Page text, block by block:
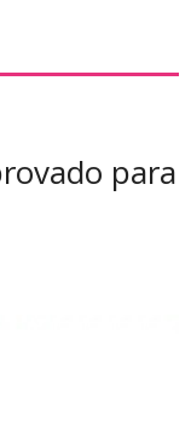
para